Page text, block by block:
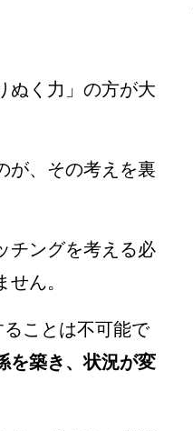
ぬく力」の方が大
が、その考えを裏
チングを考える必
ん。
ことは不可能で
を築き、状況が変